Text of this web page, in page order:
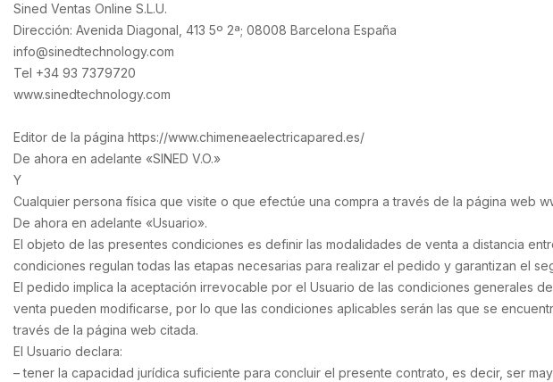
Sined Ventas Online S.L.U.
Dirección: Avenida Diagonal, 413 5º 2ª; 08008 Barcelona España
info@sinedtechnology.com
Tel +34 93 7379720
www.sinedtechnology.com
Editor de la página https://www.chimeneaelectricapared.es/
De ahora en adelante «SINED V.O.»
Y
Cualquier persona física que visite o que efectúe una compra a través de la página web
De ahora en adelante «Usuario».
El objeto de las presentes condiciones es definir las modalidades de venta a distancia
condiciones regulan todas las etapas necesarias para realizar el pedido y garantizan el
El pedido implica la aceptación irrevocable por el Usuario de las condiciones generales
venta pueden modificarse, por lo que las condiciones aplicables serán las que se
través de la página web citada.
El Usuario declara:
– tener la capacidad jurídica suficiente para concluir el presente contrato, es decir, ser